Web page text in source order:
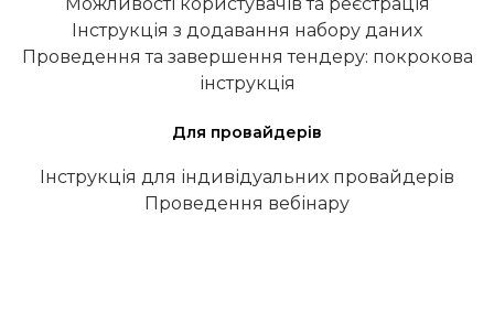
Інструкція з додавання набору даних
Проведення та завершення тендеру: покрокова
інструкція
Для провайдерів
Інструкція для індивідуальних провайдерів
Проведення вебінару